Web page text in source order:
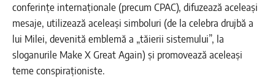
conferințe internaționale (precum CPAC), difuzează aceleași
mesaje, utilizează aceleași simboluri (de la celebra drujbă a
lui Milei, devenită emblemă a „tăierii sistemului”, la
sloganurile Make X Great Again) și promovează aceleași
teme conspiraționiste.